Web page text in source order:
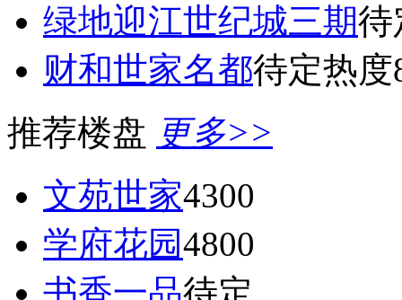
绿地迎江世纪城三期待
财和世家名都待定热度
推荐楼盘 更多>>
文苑世家4300
学府花园4800
书香一品待定